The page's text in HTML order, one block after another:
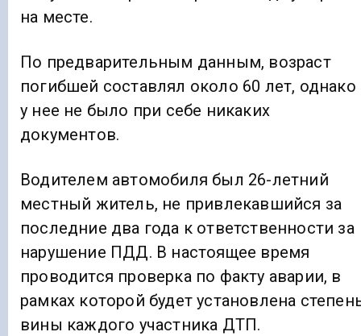
на месте.
По предварительным данным, возраст
погибшей составлял около 60 лет, однако
у нее не было при себе никаких
документов.
Водителем автомобиля был 26-летний
местный житель, не привлекавшийся за
последние два года к ответственности за
нарушение ПДД. В настоящее время
проводится проверка по факту аварии, в
рамках которой будет установлена
вины каждого участника ДТП.